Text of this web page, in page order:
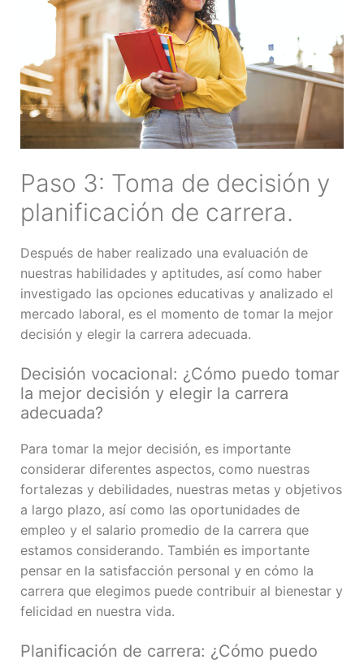
Paso 3: Toma de decisión y
planificación de carrera.
Después de haber realizado una evaluación de
nuestras habilidades y aptitudes, así como haber
investigado las opciones educativas y analizado el
mercado laboral, es el momento de tomar la mejor
decisión y elegir la carrera adecuada.
Decisión vocacional: ¿Cómo puedo tomar
la mejor decisión y elegir la carrera
adecuada?
Para tomar la mejor decisión, es importante
considerar diferentes aspectos, como nuestras
fortalezas y debilidades, nuestras metas y objetivos
a largo plazo, así como las oportunidades de
empleo y el salario promedio de la carrera que
estamos considerando. También es importante
pensar en la satisfacción personal y en cómo la
carrera que elegimos puede contribuir al bienestar y
felicidad en nuestra vida.
Planificación de carrera: ¿Cómo puedo